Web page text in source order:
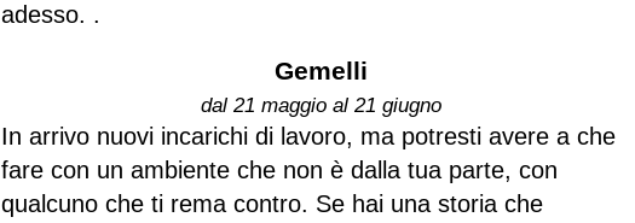
adesso. .
Gemelli
dal 21 maggio al 21 giugno
In arrivo nuovi incarichi di lavoro, ma potresti avere a che
fare con un ambiente che non è dalla tua parte, con
qualcuno che ti rema contro. Se hai una storia che